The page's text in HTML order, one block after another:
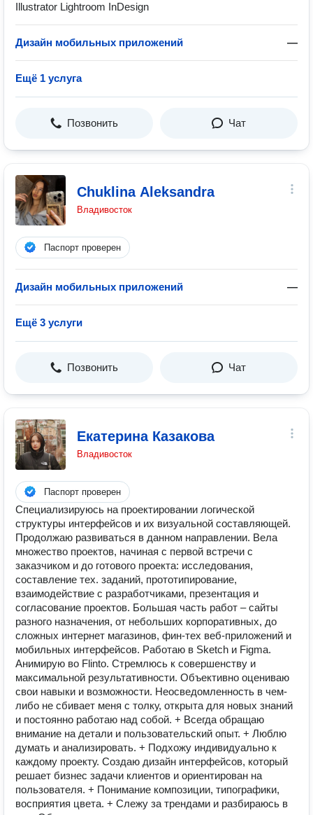
Illustrator Lightroom InDesign
Дизайн мобильных приложений —
Ещё 1 услуга
Позвонить Чат
Chuklina Aleksandra
Владивосток
Паспорт проверен
Дизайн мобильных приложений —
Ещё 3 услуги
Позвонить Чат
Екатерина Казакова
Владивосток
Паспорт проверен
Специализируюсь на проектировании логической
структуры интерфейсов и их визуальной составляющей.
Продолжаю развиваться в данном направлении. Вела
множество проектов, начиная с первой встречи с
заказчиком и до готового проекта: исследования,
составление тех. заданий, прототипирование,
взаимодействие с разработчиками, презентация и
согласование проектов. Большая часть работ – сайты
разного назначения, от небольших корпоративных, до
сложных интернет магазинов, фин-тех веб-приложений и
мобильных интерфейсов. Работаю в Sketch и Figma.
Анимирую во Flinto. Стремлюсь к совершенству и
максимальной результативности. Объективно оцениваю
свои навыки и возможности. Неосведомленность в чем-
либо не сбивает меня с толку, открыта для новых знаний
и постоянно работаю над собой. + Всегда обращаю
внимание на детали и пользовательский опыт. + Люблю
думать и анализировать. + Подхожу индивидуально к
каждому проекту. Создаю дизайн интерфейсов, который
решает бизнес задачи клиентов и ориентирован на
пользователя. + Понимание композиции, типографики,
восприятия цвета. + Слежу за трендами и разбираюсь в